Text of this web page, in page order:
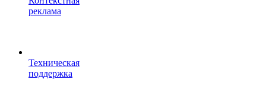
реклама
Техническая
поддержка